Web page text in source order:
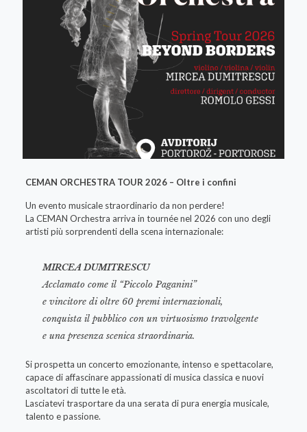
CEMAN ORCHESTRA TOUR 2026 – Oltre i confini
Un evento musicale straordinario da non perdere!
La CEMAN Orchestra arriva in tournée nel 2026 con uno degli
artisti più sorprendenti della scena internazionale:
MIRCEA DUMITRESCU
Acclamato come il “Piccolo Paganini”
e vincitore di oltre 60 premi internazionali,
conquista il pubblico con un virtuosismo travolgente
e una presenza scenica straordinaria.
Si prospetta un concerto emozionante, intenso e spettacolare,
capace di affascinare appassionati di musica classica e nuovi
ascoltatori di tutte le età.
Lasciatevi trasportare da una serata di pura energia musicale,
talento e passione.